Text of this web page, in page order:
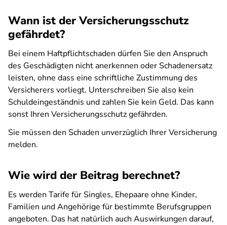
Wann ist der Versicherungsschutz
gefährdet?
Bei einem Haftpflichtschaden dürfen Sie den Anspruch
des Geschädigten nicht anerkennen oder Schadenersatz
leisten, ohne dass eine schriftliche Zustimmung des
Versicherers vorliegt. Unterschreiben Sie also kein
Schuldeingeständnis und zahlen Sie kein Geld. Das kann
sonst Ihren Versicherungsschutz gefährden.
Sie müssen den Schaden unverzüglich Ihrer Versicherung
melden.
Wie wird der Beitrag berechnet?
Es werden Tarife für Singles, Ehepaare ohne Kinder,
Familien und Angehörige für bestimmte Berufsgruppen
angeboten. Das hat natürlich auch Auswirkungen darauf,